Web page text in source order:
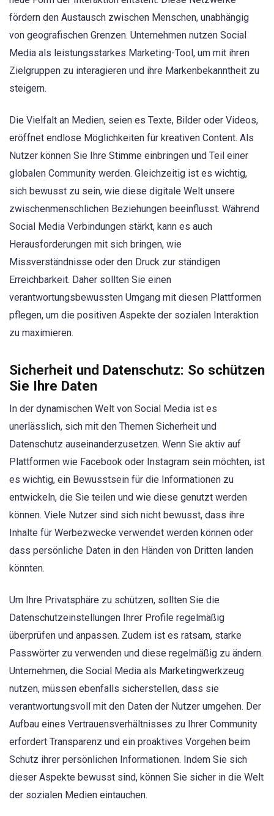
fördern den Austausch zwischen Menschen, unabhängig
von geografischen Grenzen. Unternehmen nutzen Social
Media als leistungsstarkes Marketing-Tool, um mit ihren
Zielgruppen zu interagieren und ihre Markenbekanntheit zu
steigern.
Die Vielfalt an Medien, seien es Texte, Bilder oder Videos,
eröffnet endlose Möglichkeiten für kreativen Content. Als
Nutzer können Sie Ihre Stimme einbringen und Teil einer
globalen Community werden. Gleichzeitig ist es wichtig,
sich bewusst zu sein, wie diese digitale Welt unsere
zwischenmenschlichen Beziehungen beeinflusst. Während
Social Media Verbindungen stärkt, kann es auch
Herausforderungen mit sich bringen, wie
Missverständnisse oder den Druck zur ständigen
Erreichbarkeit. Daher sollten Sie einen
verantwortungsbewussten Umgang mit diesen Plattformen
pflegen, um die positiven Aspekte der sozialen Interaktion
zu maximieren.
Sicherheit und Datenschutz: So schützen
Sie Ihre Daten
In der dynamischen Welt von Social Media ist es
unerlässlich, sich mit den Themen Sicherheit und
Datenschutz auseinanderzusetzen. Wenn Sie aktiv auf
Plattformen wie Facebook oder Instagram sein möchten, ist
es wichtig, ein Bewusstsein für die Informationen zu
entwickeln, die Sie teilen und wie diese genutzt werden
können. Viele Nutzer sind sich nicht bewusst, dass ihre
Inhalte für Werbezwecke verwendet werden können oder
dass persönliche Daten in den Händen von Dritten landen
könnten.
Um Ihre Privatsphäre zu schützen, sollten Sie die
Datenschutzeinstellungen Ihrer Profile regelmäßig
überprüfen und anpassen. Zudem ist es ratsam, starke
Passwörter zu verwenden und diese regelmäßig zu ändern.
Unternehmen, die Social Media als Marketingwerkzeug
nutzen, müssen ebenfalls sicherstellen, dass sie
verantwortungsvoll mit den Daten der Nutzer umgehen. Der
Aufbau eines Vertrauensverhältnisses zu Ihrer Community
erfordert Transparenz und ein proaktives Vorgehen beim
Schutz ihrer persönlichen Informationen. Indem Sie sich
dieser Aspekte bewusst sind, können Sie sicher in die Welt
der sozialen Medien eintauchen.